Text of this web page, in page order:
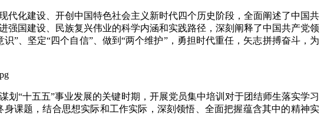
化建设、开创中国特色社会主义新时代四个历史阶段，全面阐述了中国共
国建设、民族复兴伟业的科学内涵和实践路径，深刻阐释了中国共产党领
”、坚定“四个自信”、做到“两个维护”，勇担时代重任，矢志拼搏奋斗，为
“十五五”事业发展的关键时期，开展党员集中培训对于团结师生落实学习
课题，结合思想实际和工作实际，深刻领悟、全面把握蕴含其中的精神实